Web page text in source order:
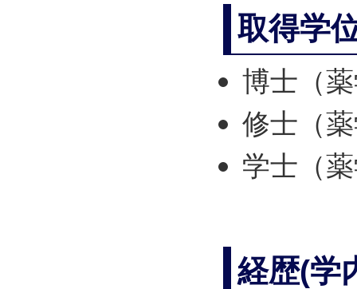
取得学
博士（
修士（
学士（
経歴(学